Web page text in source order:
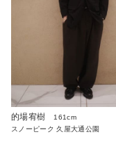
的場宥樹
161cm
スノーピーク 久屋大通公園